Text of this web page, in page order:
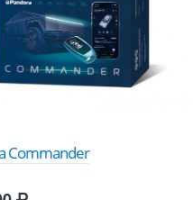
Commander